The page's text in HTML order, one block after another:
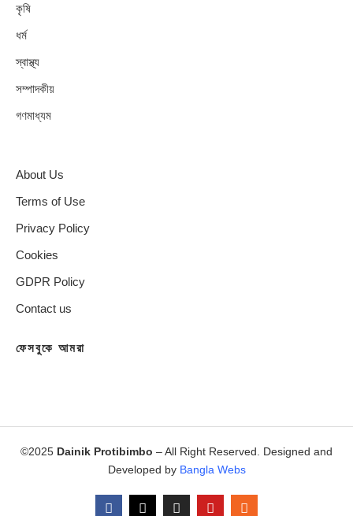
কৃষি
ধর্ম
স্বাস্থ্য
সম্পাদকীয়
গণমাধ্যম
About Us
Terms of Use
Privacy Policy
Cookies
GDPR Policy
Contact us
ফেসবুকে আমরা
©2025 Dainik Protibimbo – All Right Reserved. Designed and
Developed by Bangla Webs